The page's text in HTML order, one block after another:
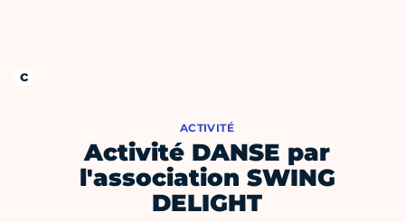
ACTIVITÉ
Activité DANSE par
l'association SWING
DELIGHT